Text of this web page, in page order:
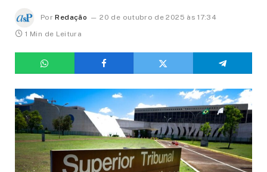
Por Redação
20 de outubro de 2025 às 17:34
1 Min de Leitura